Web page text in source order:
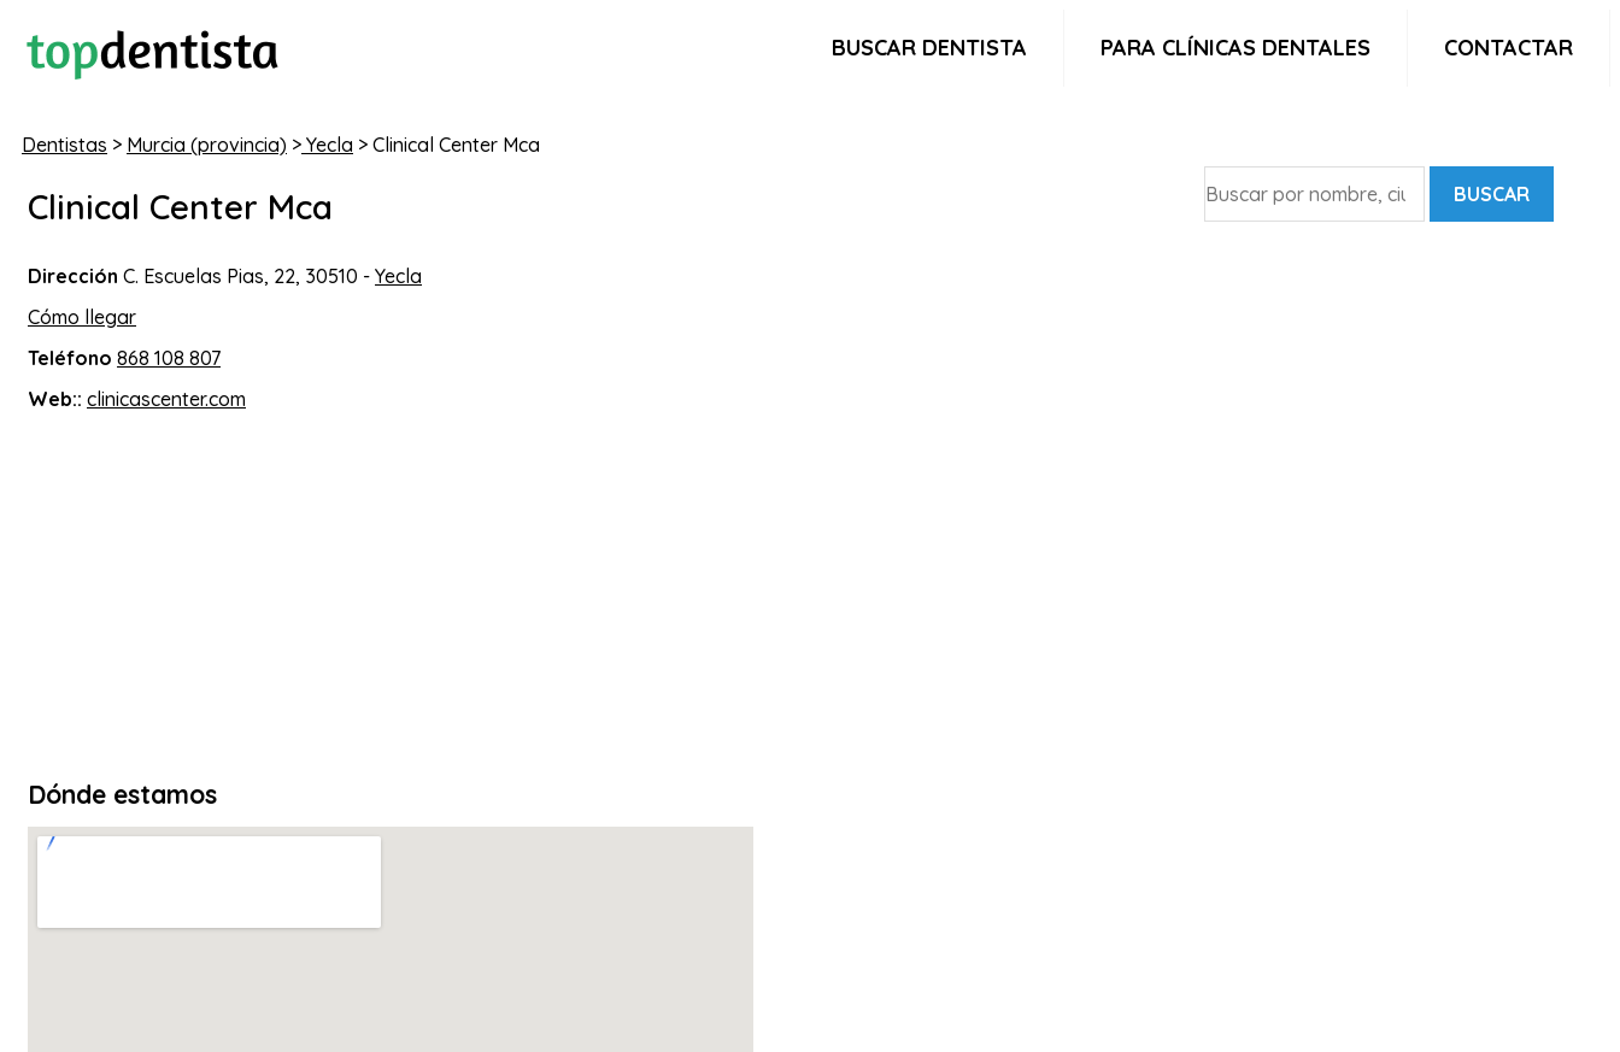
BUSCAR DENTISTA PARA CLÍNICAS DENTALES CONTACTAR
Dentistas > Murcia (provincia) > Yecla > Clinical Center Mca
Clinical Center Mca
Dirección C. Escuelas Pias, 22, 30510 - Yecla
Cómo llegar
Teléfono 868 108 807
Web:: clinicascenter.com
Dónde estamos
BUSCAR